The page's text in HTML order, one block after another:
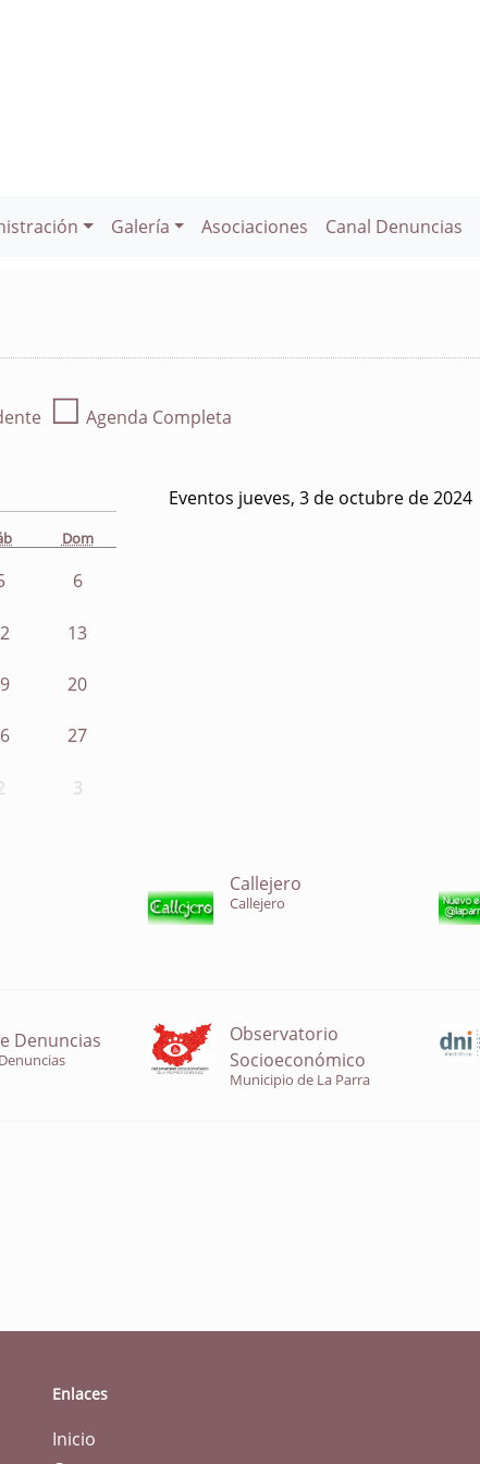
Galería Asociaciones Canal Denuncias
☐ Agenda Completa
Dom
6
13
20
27
3
Eventos jueves, 3 de octubre de 2024
Callejero
Callejero
Denuncias
Observatorio
Socioeconómico
Municipio de La Parra
Enlaces
Inicio